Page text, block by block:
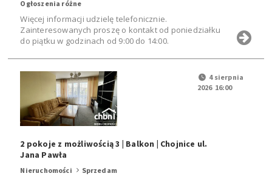
Ogłoszenia różne
Więcej informacji udzielę telefonicznie.
Zainteresowanych proszę o kontakt od poniedziałku
do piątku w godzinach od 9:00 do 14:00.
4 sierpnia
2026 16:00
2 pokoje z możliwością 3 | Balkon | Chojnice ul.
Jana Pawła
Nieruchomości Sprzedam